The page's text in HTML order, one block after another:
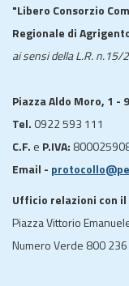
"Libero Consorzio
Regionale di
ai sensi della L.R. n.15/
Piazza Aldo Moro, 1 -
Tel. 0922 593 111
C.F. e P.IVA:
Email -
Ufficio relazioni con il
Piazza Vittorio
Numero Verde 800